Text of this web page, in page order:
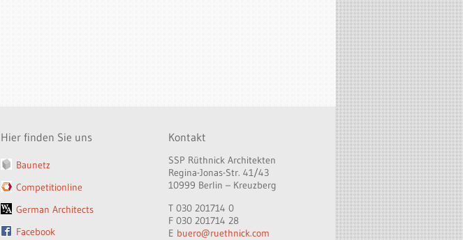
Hier finden Sie uns
Baunetz
Competitionline
German Architects
Facebook
Kontakt
SSP Rüthnick Architekten
Regina-Jonas-Str. 41/43
10999 Berlin – Kreuzberg
T 030 201714 0
F 030 201714 28
E buero@ruethnick.com